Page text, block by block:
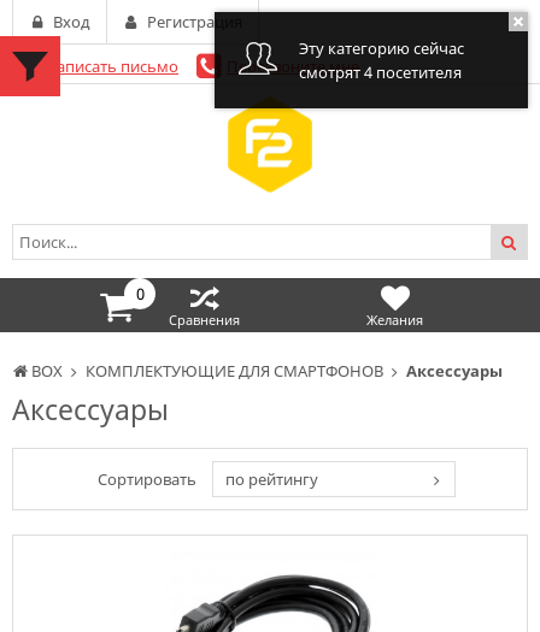
BOX КОМПЛЕКТУЮЩИЕ ДЛЯ СМАРТФОНОВ Аксессуары
Аксессуары
Сортировать по рейтингу
Написать письмо Перезвоните мне
Вход Регистрация
0
Сравнения Желания
Эту категорию сейчас
смотрят 4 посетителя